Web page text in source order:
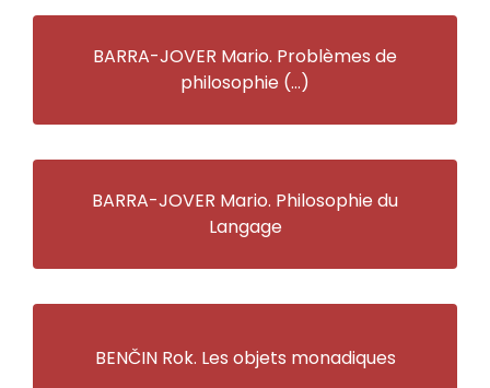
BARRA-JOVER Mario. Problèmes de
philosophie (…)
BARRA-JOVER Mario. Philosophie du
Langage
BENČIN Rok. Les objets monadiques